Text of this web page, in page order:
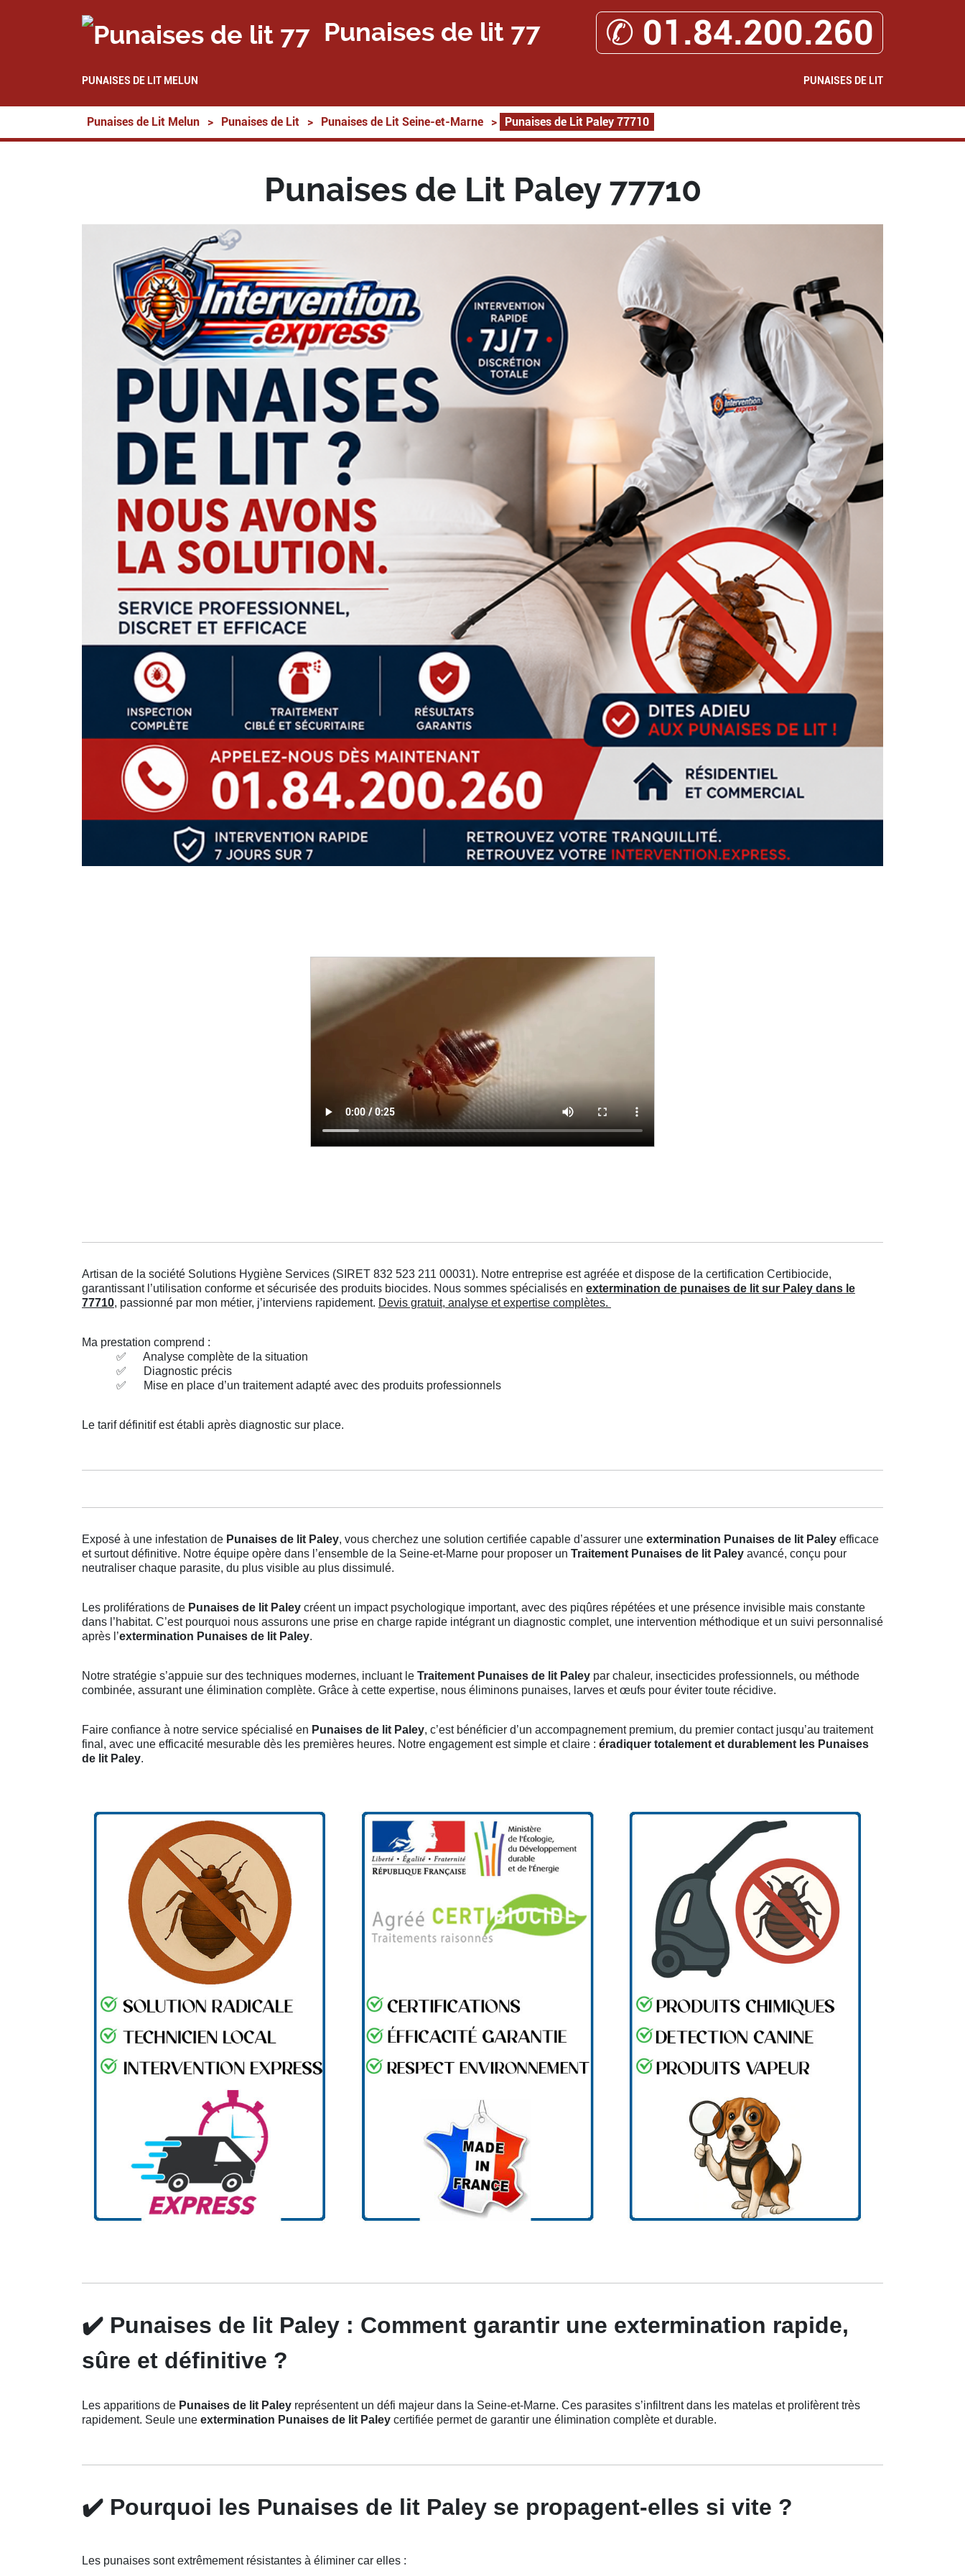
Punaises de lit 77 ✆ 01.84.200.260
PUNAISES DE LIT MELUN PUNAISES DE LIT
Punaises de Lit Melun > Punaises de Lit > Punaises de Lit Seine-et-Marne > Punaises de Lit Paley 77710
Punaises de Lit Paley 77710
Artisan de la société Solutions Hygiène Services (SIRET 832 523 211 00031). Notre entreprise est agréée et dispose de la certification Certibiocide,
garantissant l’utilisation conforme et sécurisée des produits biocides. Nous sommes spécialisés en extermination de punaises de lit sur Paley dans le
77710, passionné par mon métier, j’interviens rapidement. Devis gratuit, analyse et expertise complètes.
Ma prestation comprend :
✅
Analyse complète de la situation
✅
Diagnostic précis
✅
Mise en place d’un traitement adapté avec des produits professionnels
Le tarif définitif est établi après diagnostic sur place.
Exposé à une infestation de Punaises de lit Paley, vous cherchez une solution certifiée capable d’assurer une extermination Punaises de lit Paley efficace
et surtout définitive. Notre équipe opère dans l’ensemble de la Seine-et-Marne pour proposer un Traitement Punaises de lit Paley avancé, conçu pour
neutraliser chaque parasite, du plus visible au plus dissimulé.
Les proliférations de Punaises de lit Paley créent un impact psychologique important, avec des piqûres répétées et une présence invisible mais constante
dans l’habitat. C’est pourquoi nous assurons une prise en charge rapide intégrant un diagnostic complet, une intervention méthodique et un suivi personnalisé
après l’extermination Punaises de lit Paley.
Notre stratégie s’appuie sur des techniques modernes, incluant le Traitement Punaises de lit Paley par chaleur, insecticides professionnels, ou méthode
combinée, assurant une élimination complète. Grâce à cette expertise, nous éliminons punaises, larves et œufs pour éviter toute récidive.
Faire confiance à notre service spécialisé en Punaises de lit Paley, c’est bénéficier d’un accompagnement premium, du premier contact jusqu’au traitement
final, avec une efficacité mesurable dès les premières heures. Notre engagement est simple et claire : éradiquer totalement et durablement les Punaises
de lit Paley.
✔️ Punaises de lit Paley : Comment garantir une extermination rapide,
sûre et définitive ?
Les apparitions de Punaises de lit Paley représentent un défi majeur dans la Seine-et-Marne. Ces parasites s’infiltrent dans les matelas et prolifèrent très
rapidement. Seule une extermination Punaises de lit Paley certifiée permet de garantir une élimination complète et durable.
✔️ Pourquoi les Punaises de lit Paley se propagent-elles si vite ?
Les punaises sont extrêmement résistantes à éliminer car elles :